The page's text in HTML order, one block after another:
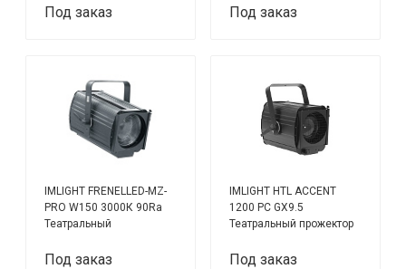
1х230Вт WW-светодиод
Под заказ Под заказ
IMLIGHT FRENELLED-MZ-
PRO W150 3000К 90Ra
Театральный
прожектор с линзой
Под заказ
IMLIGHT HTL ACCENT
1200 PC GX9.5
Театральный прожектор
лампе GX9.5 1000, 1200
Под заказ